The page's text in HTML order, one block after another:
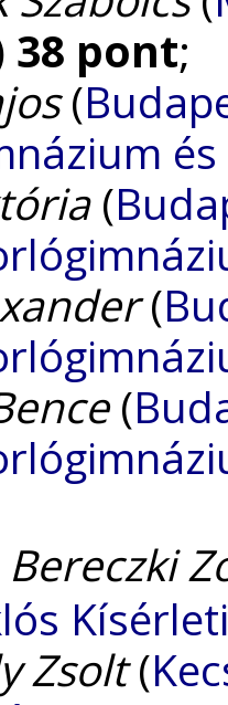
38 pont;
(
(
(
(
Bereczki
Zsolt(